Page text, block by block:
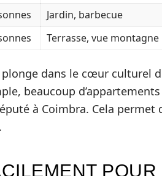
Jardin, barbecue
Terrasse, vue montagne
plonge dans le cœur culturel
beaucoup
à Coimbra. Cela permet